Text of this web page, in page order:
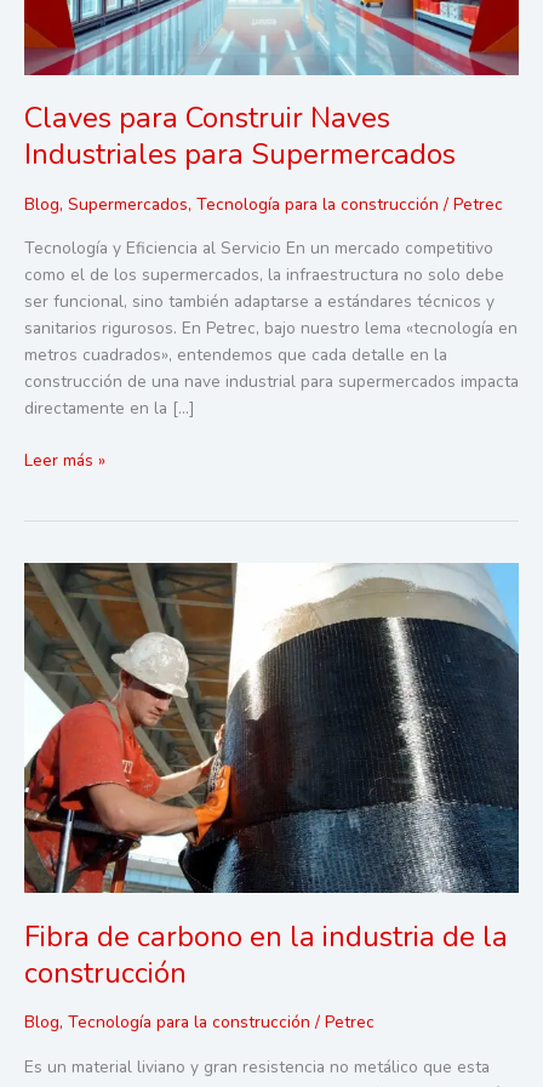
Claves para Construir Naves
Industriales para Supermercados
Blog, Supermercados, Tecnología para la construcción / Petrec
Tecnología y Eficiencia al Servicio En un mercado competitivo
como el de los supermercados, la infraestructura no solo debe
ser funcional, sino también adaptarse a estándares técnicos y
sanitarios rigurosos. En Petrec, bajo nuestro lema «tecnología en
metros cuadrados», entendemos que cada detalle en la
construcción de una nave industrial para supermercados impacta
directamente en la […]
Claves
Industriales
para
Supermercados
Leer más »
Fibra de carbono en la industria de la
construcción
Blog, Tecnología para la construcción / Petrec
Es un material liviano y gran resistencia no metálico que esta